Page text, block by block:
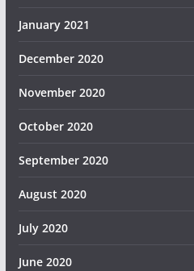
January 2021
December 2020
November 2020
October 2020
September 2020
August 2020
July 2020
June 2020